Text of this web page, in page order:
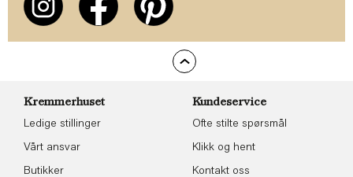
Kremmerhuset
Ledige stillinger
Vårt ansvar
Butikker
Kundeservice
Ofte stilte spørsmål
Klikk og hent
Kontakt oss